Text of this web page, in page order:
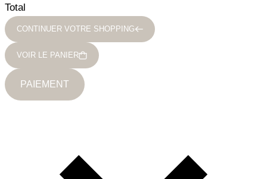
Total
CONTINUER VOTRE SHOPPING
VOIR LE PANIER
PAIEMENT